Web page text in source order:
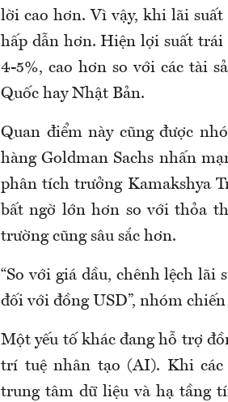
lời cao hơn. Vì vậy, khi lãi
hấp dẫn hơn. Hiện lợi suất trái
4-5%, cao hơn so với các tài
Quốc hay Nhật Bản.
Quan điểm này cũng được
hàng Goldman Sachs nhấn
phân tích trưởng Kamakshya
bất ngờ lớn hơn so với thỏa
trường cũng sâu sắc hơn.
“So với giá dầu, chênh lệch
đối với đồng USD”, nhóm
Một yếu tố khác đang hỗ trợ
trí tuệ nhân tạo (AI). Khi các
trung tâm dữ liệu và hạ tầng